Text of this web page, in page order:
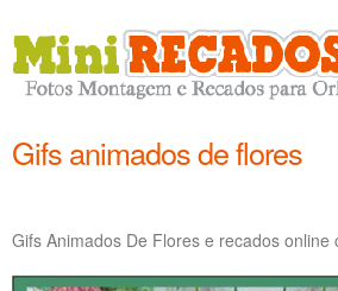
Gifs animados de flores
Gifs Animados De Flores e recados